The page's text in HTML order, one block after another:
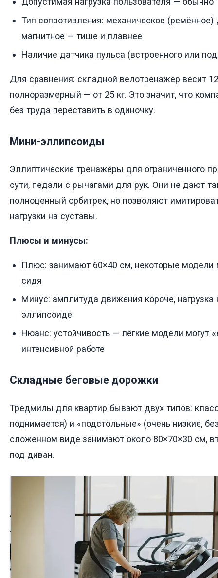
Тип сопротивления: механическое
магнитное — тише и плавнее
Наличие датчика пульса (встроенного или
Для сравнения: складной велотренажёр весит
полноразмерный — от 25 кг. Это значит, что
без труда переставить в одиночку.
Мини-эллипсоиды
Эллиптические тренажёры для ограниченного
сути, педали с рычагами для рук. Они не дают
полноценный орбитрек, но позволяют
нагрузки на суставы.
Плюсы и минусы:
Плюс: занимают 60×40 см, некоторые модели
сидя
Минус: амплитуда движения короче,
эллипсоиде
Нюанс: устойчивость — лёгкие модели могут
интенсивной работе
Складные беговые дорожки
Тредмилы для квартир бывают двух типов:
поднимается) и «подстольные» (очень низкие,
сложенном виде занимают около 80×70×30 см,
под диван.